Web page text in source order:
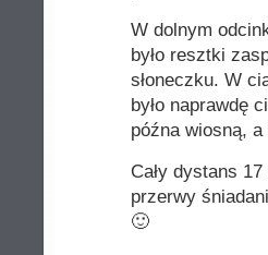
W dolnym
było resztki
słoneczku. W
było naprawdę
późna wiosną,
Cały dystans
przerwy
🙂